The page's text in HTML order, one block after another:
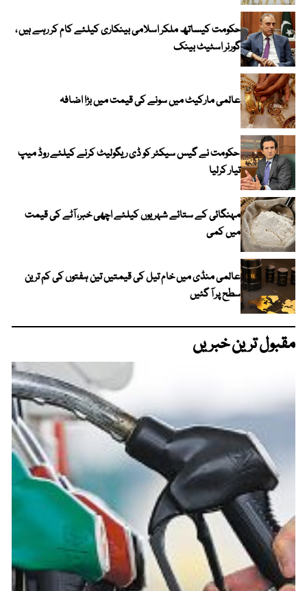
حکومت کیساتھ ملکر اسلامی بینکاری کیلئے کام کر رہے ہیں ،
گورنر اسٹیٹ بینک
عالمی مارکیٹ میں سونے کی قیمت میں بڑا اضافہ
حکومت نے گیس سیکٹر کو ڈی ریگولیٹ کرنے کیلئے روڈ میپ
تیار کرلیا
مہنگائی کے ستائے شہریوں کیلئے اچھی خبر، آٹے کی قیمت
میں کمی
عالمی منڈی میں خام تیل کی قیمتیں تین ہفتوں کی کم ترین
سطح پر آ گئیں
مقبول ترین خبریں